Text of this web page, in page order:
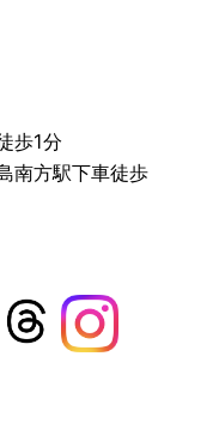
歩1分
南方駅下車徒歩